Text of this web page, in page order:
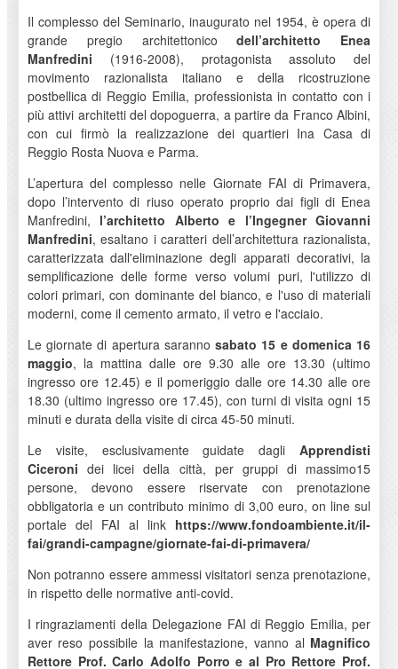
Il complesso del Seminario, inaugurato nel 1954, è opera di
grande pregio architettonicodell’architetto Enea
Manfredini (1916-2008), protagonista assoluto del
movimento razionalista italiano e della ricostruzione
postbellica di Reggio Emilia, professionista in contatto con i
più attivi architetti del dopoguerra, a partire da Franco Albini,
con cui firmò la realizzazione dei quartieri Ina Casa di
Reggio Rosta Nuova e Parma.
L’apertura del complesso nelle Giornate FAI di Primavera,
dopo l’intervento di riuso operato proprio dai figli di Enea
Manfredini, l’architetto Alberto e l’Ingegner Giovanni
Manfredini, esaltano i caratteri dell’architettura razionalista,
caratterizzata dall'eliminazione degli apparati decorativi, la
semplificazione delle forme verso volumi puri, l'utilizzo di
colori primari, con dominante del bianco, e l'uso di materiali
moderni, come il cemento armato, il vetro e l'acciaio.
Le giornate di apertura sarannosabato 15 e domenica 16
maggio, la mattina dalle ore 9.30 alle ore 13.30 (ultimo
ingresso ore 12.45) e il pomeriggio dalle ore 14.30 alle ore
18.30 (ultimo ingresso ore 17.45), con turni di visita ogni 15
minuti e durata della visite di circa 45-50 minuti.
Le visite, esclusivamente guidate dagliApprendisti
Ciceroni dei licei della città, per gruppi di massimo15
persone, devono essere riservate con prenotazione
obbligatoria e un contributo minimo di 3,00 euro, on line sul
portale del FAI al link https://www.fondoambiente.it/il-
fai/grandi-campagne/giornate-fai-di-primavera/
Non potranno essere ammessi visitatori senza prenotazione,
in rispetto delle normative anti-covid.
I ringraziamenti della Delegazione FAI di Reggio Emilia, per
aver reso possibile la manifestazione, vanno al Magnifico
Rettore Prof. Carlo Adolfo Porro e al Pro Rettore Prof.